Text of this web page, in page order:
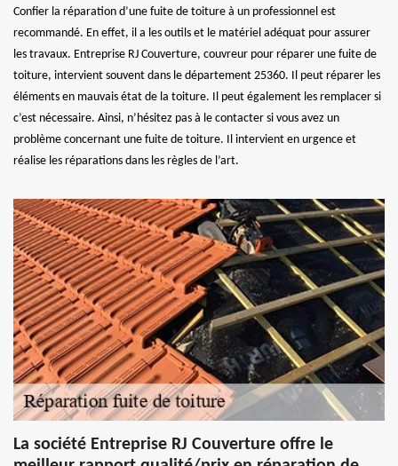
Confier la réparation d’une fuite de toiture à un professionnel est
recommandé. En effet, il a les outils et le matériel adéquat pour assurer
les travaux. Entreprise RJ Couverture, couvreur pour réparer une fuite de
toiture, intervient souvent dans le département 25360. Il peut réparer les
éléments en mauvais état de la toiture. Il peut également les remplacer si
c’est nécessaire. Ainsi, n’hésitez pas à le contacter si vous avez un
problème concernant une fuite de toiture. Il intervient en urgence et
réalise les réparations dans les règles de l’art.
La société Entreprise RJ Couverture offre le